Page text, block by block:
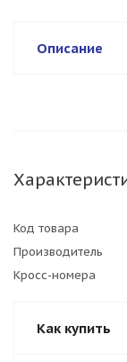
Описание
Код товара
Производитель
Кросс-номера
Как купить